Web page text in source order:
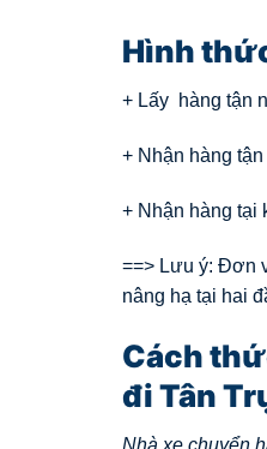
Hình
+ Lấy hàng tận
+ Nhận hàng
+ Nhận hàng tại
==> Lưu ý: Đơn
nâng hạ tại hai
Cách
đi Tân